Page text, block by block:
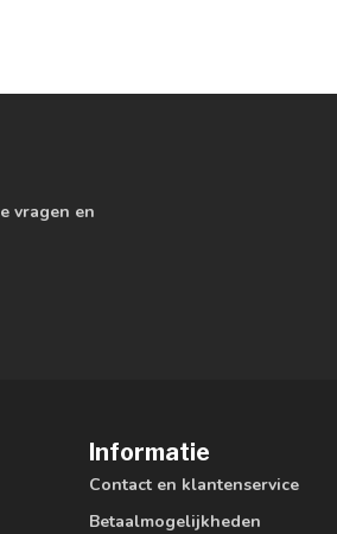
vragen en
Informatie
Contact en klantenservice
Betaalmogelijkheden